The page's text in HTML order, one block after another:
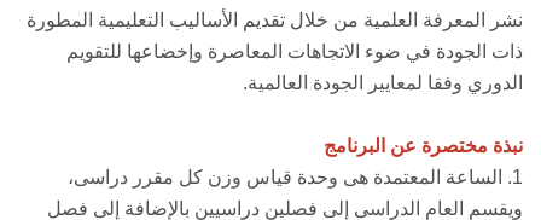
نشر المعرفة العلمية من خلال تقديم الأساليب التعليمية المطورة
ذات الجودة في ضوء الاتجاهات المعاصرة وإخضاعها للتقويم
الدوري وفقا لمعايير الجودة العالمية.
نبذة مختصرة عن البرنامج
1. الساعة المعتمدة هى وحدة قياس وزن كل مقرر دراسى،
ويقسم العام الدراسى إلى فصلين دراسيين بالإضافة إلى فصل